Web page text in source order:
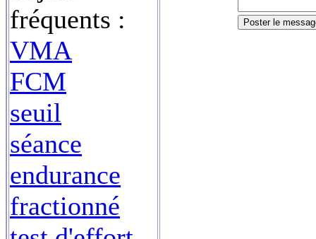
fréquents :
VMA
FCM
seuil
séance
endurance
fractionné